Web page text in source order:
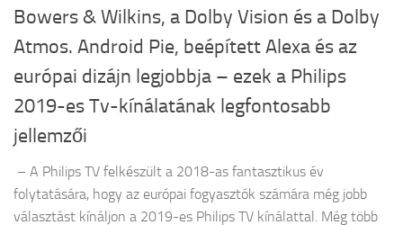
Bowers & Wilkins, a Dolby Vision és a Dolby
Atmos. Android Pie, beépített Alexa és az
európai dizájn legjobbja – ezek a Philips
2019-es Tv-kínálatának legfontosabb
jellemzői
– A Philips TV felkészült a 2018-as fantasztikus év
folytatására, hogy az európai fogyasztók számára még jobb
választást kínáljon a 2019-es Philips TV kínálattal. Még több